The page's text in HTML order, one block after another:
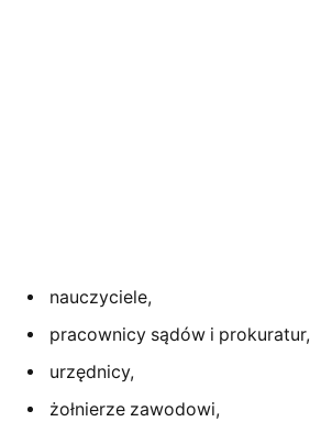
nauczyciele,
pracownicy sądów i prokuratur,
urzędnicy,
żołnierze zawodowi,